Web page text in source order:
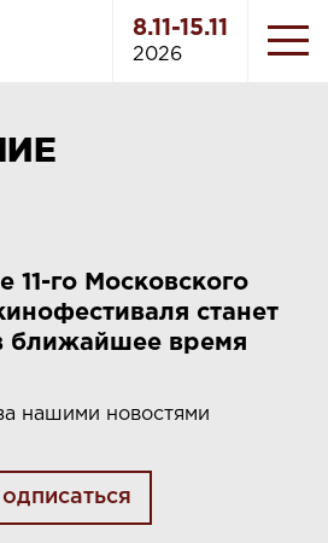
8.11-15.11
2026
11-го Московского
станет
ближайшее время
нашими новостями